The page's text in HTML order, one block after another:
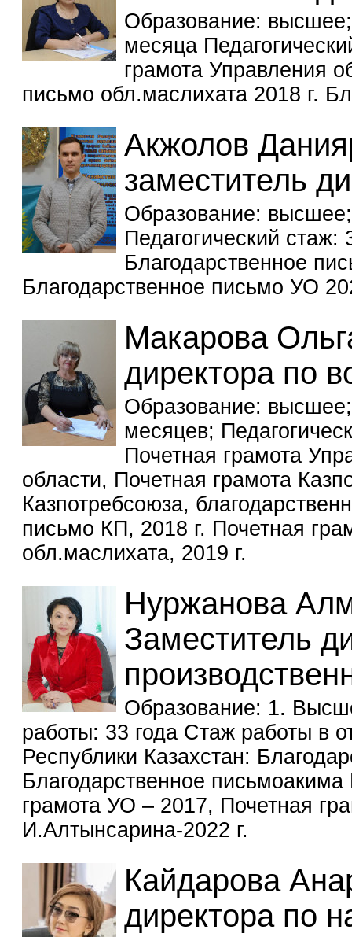
Образование:
месяца
грамота Управления
письмо обл.маслихата 2018 г.
Акжолов
заместитель
Образование:
Педагогический
Благодарственное
Благодарственное письмо УО
Макарова
директора по
Образование:
месяцев;
Почетная грамота
области, Почетная грамота
Казпотребсоюза,
письмо КП, 2018 г. Почетная
обл.маслихата, 2019 г.
Нуржанова
Заместитель
Образование: 1.
работы: 33 года Стаж работы в
Республики Казахстан:
Благодарственное
грамота УО – 2017, Почетная
И.Алтынсарина-2022 г.
Кайдарова
директора по